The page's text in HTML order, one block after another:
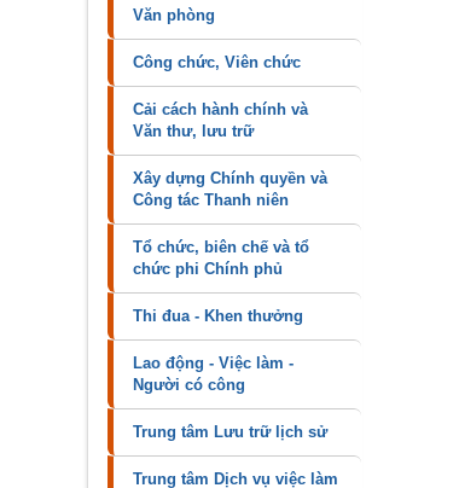
Văn phòng
Công chức, Viên chức
Cải cách hành chính và
Văn thư, lưu trữ
Xây dựng Chính quyền và
Công tác Thanh niên
Tổ chức, biên chế và tổ
chức phi Chính phủ
Thi đua - Khen thưởng
Lao động - Việc làm -
Người có công
Trung tâm Lưu trữ lịch sử
Trung tâm Dịch vụ việc làm